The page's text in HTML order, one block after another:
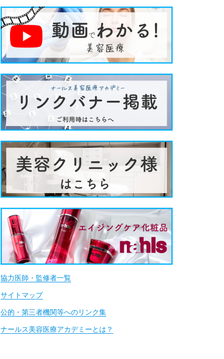
協力医師・監修者一覧
サイトマップ
公的・第三者機関等へのリンク集
ナールス美容医療アカデミーとは？